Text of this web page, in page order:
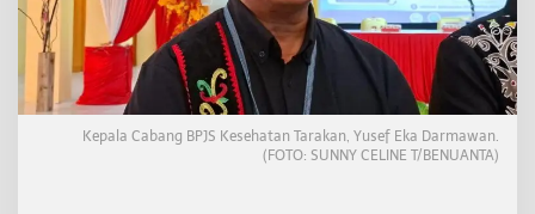
r
a
n
B
e
Kepala Cabang BPJS Kesehatan Tarakan, Yusef Eka Darmawan.
(FOTO: SUNNY CELINE T/BENUANTA)